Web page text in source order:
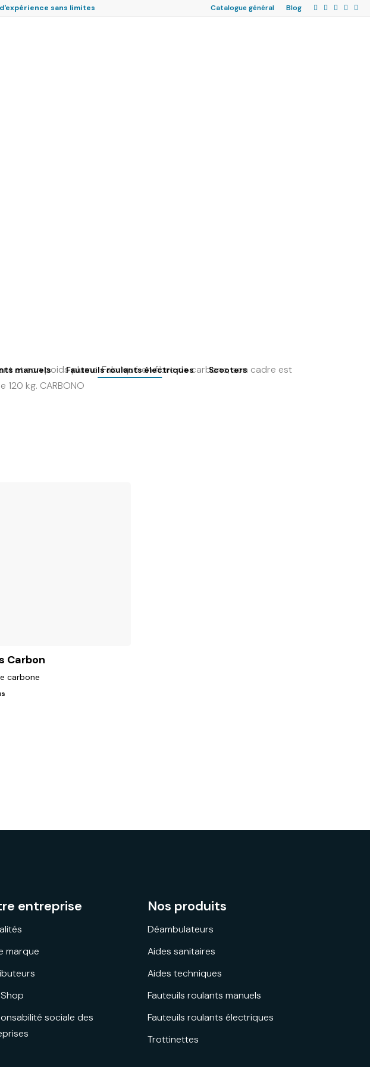
sans limites Catalogue général Blog
manuels Fauteuils roulants électriques Scooters
et son poids plume. Fabriqué en fibre de carbone, son cadre est
120 kg. CARBONO
Carbon
carbone
entreprise
marque
sociale des
Nos produits
Déambulateurs
Aides sanitaires
Aides techniques
Fauteuils roulants manuels
Fauteuils roulants électriques
Trottinettes